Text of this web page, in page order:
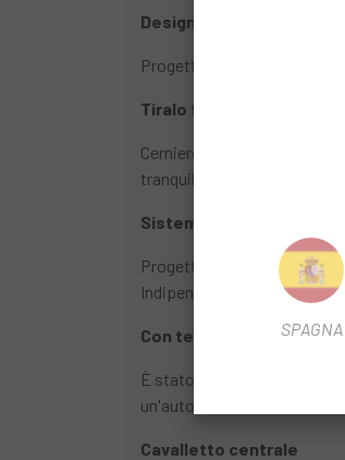
Design moderno e ben
Progettata per affascinarti,
Tiralo fuori e si ripiega
Cerniere autobloccanti
tranquillità.
Sistema magnetico
Progettato con un sistema
Indipendentemente dal
Con te, ovunque
È stato progettato per
un'auto o in appartamento.
Cavalletto centrale
SPAGNA